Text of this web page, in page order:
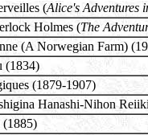
(Alice's Adventures
Holmes (The
(A Norwegian Farm)
(1834)
(1879-1907)
Hanashi-Nihon